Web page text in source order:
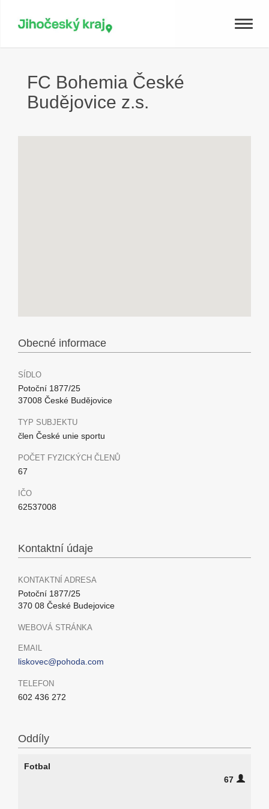
Toggle
FC Bohemia České
Budějovice z.s.
Obecné informace
SÍDLO
Potoční 1877/25
37008 České Budějovice
TYP SUBJEKTU
člen České unie sportu
POČET FYZICKÝCH ČLENŮ
67
IČO
62537008
Kontaktní údaje
KONTAKTNÍ ADRESA
Potoční 1877/25
370 08 České Budejovice
WEBOVÁ STRÁNKA
EMAIL
liskovec@pohoda.com
TELEFON
602 436 272
Oddíly
Fotbal
67